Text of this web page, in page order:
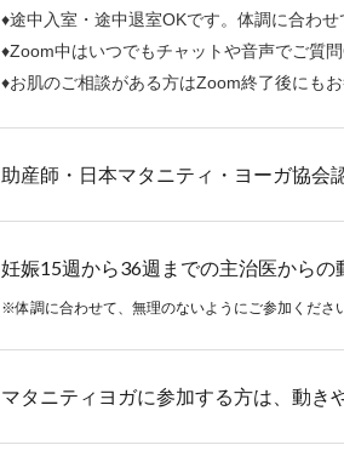
♦途中入室・途中退室OKです。体調に合わ
♦Zoom中はいつでもチャットや音声でご質問
♦お肌のご相談がある方はZoom終了後にも
助産師・日本マタニティ・ヨーガ協会
妊娠15週から36週までの主治医からの
※体調に合わせて、無理のないようにご参加ください
マタニティヨガに参加する方は、動き